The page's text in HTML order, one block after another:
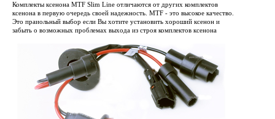
Комплекты ксенона MTF Slim Line отличаются от других комплектов
ксенона в первую очередь своей надежность. MTF - это высокое качество.
Это праиольный выбор если Вы хотите установить хороший ксенон и
забыть о возможных проблемах выхода из строя комплектов ксенона